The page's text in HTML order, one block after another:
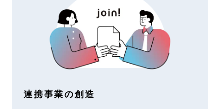
連携事業の創造